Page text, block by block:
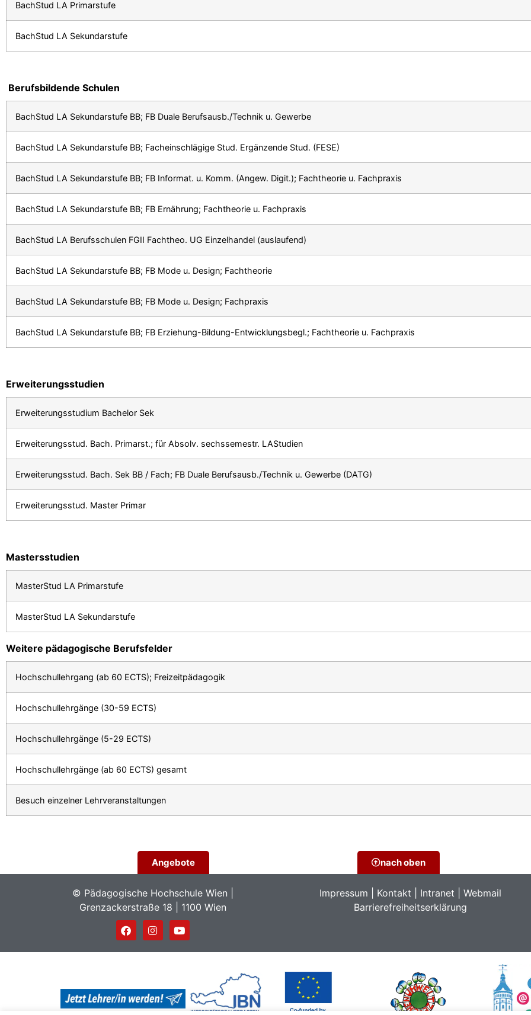
BachStud LA Primarstufe
BachStud LA Sekundarstufe
Berufsbildende Schulen
BachStud LA Sekundarstufe BB; FB Duale Berufsausb./Technik u. Gewerbe
BachStud LA Sekundarstufe BB; Facheinschlägige Stud. Ergänzende Stud. (FESE)
BachStud LA Sekundarstufe BB; FB Informat. u. Komm. (Angew. Digit.); Fachtheorie u. Fachpraxis
BachStud LA Sekundarstufe BB; FB Ernährung; Fachtheorie u. Fachpraxis
BachStud LA Berufsschulen FGII Fachtheo. UG Einzelhandel (auslaufend)
BachStud LA Sekundarstufe BB; FB Mode u. Design; Fachtheorie
BachStud LA Sekundarstufe BB; FB Mode u. Design; Fachpraxis
BachStud LA Sekundarstufe BB; FB Erziehung-Bildung-Entwicklungsbegl.; Fachtheorie u. Fachpraxis
Erweiterungsstudien
Erweiterungsstudium Bachelor Sek
Erweiterungsstud. Bach. Primarst.; für Absolv. sechssemestr. LAStudien
Erweiterungsstud. Bach. Sek BB / Fach; FB Duale Berufsausb./Technik u. Gewerbe (DATG)
Erweiterungsstud. Master Primar
Mastersstudien
MasterStud LA Primarstufe
MasterStud LA Sekundarstufe
Weitere pädagogische Berufsfelder
Hochschullehrgang (ab 60 ECTS); Freizeitpädagogik
Hochschullehrgänge (30-59 ECTS)
Hochschullehrgänge (5-29 ECTS)
Hochschullehrgänge (ab 60 ECTS) gesamt
Besuch einzelner Lehrveranstaltungen
Angebote nach oben
© Pädagogische Hochschule Wien |
Grenzackerstraße 18 | 1100 Wien
Impressum Kontakt Intranet |Webmail
Barrierefreiheitserklärung